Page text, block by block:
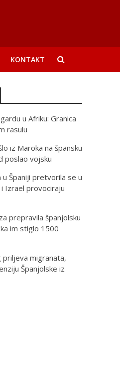
KONTAKT
u Afriku: Granica
rasulu
iz Maroka na špansku
poslao vojsku
u Španiji pretvorila se u
Izrael provociraju
prepravila španjolsku
im stiglo 1500
priljeva migranata,
Španjolske iz